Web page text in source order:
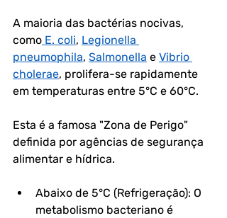
A maioria das bactérias nocivas,
como E. coli, Legionella
pneumophila, Salmonella e Vibrio
cholerae, prolifera-se rapidamente
em temperaturas entre 5°C e 60°C.
Esta é a famosa "Zona de Perigo"
definida por agências de segurança
alimentar e hídrica.
Abaixo de 5°C (Refrigeração): O
metabolismo bacteriano é